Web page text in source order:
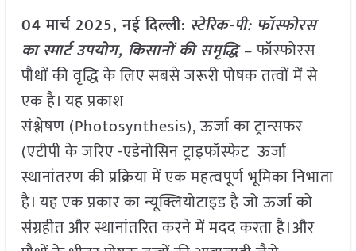
04 मार्च 2025, नई दिल्ली: स्टेरिक-पी: फॉस्फोरस
का स्मार्ट उपयोग, किसानों की समृद्धि –फॉस्फोरस
पौधों की वृद्धि के लिए सबसे जरूरी पोषक तत्वों में से
एक है। यह प्रकाश
संश्लेषण (Photosynthesis), ऊर्जा का ट्रान्सफर
(एटीपी के जरिए -एडेनोसिन ट्राइफॉस्फेट ऊर्जा
स्थानांतरण की प्रक्रिया में एक महत्वपूर्ण भूमिका निभाता
है। यह एक प्रकार का न्यूक्लियोटाइड है जो ऊर्जा को
संग्रहीत और स्थानांतरित करने में मदद करता है।और